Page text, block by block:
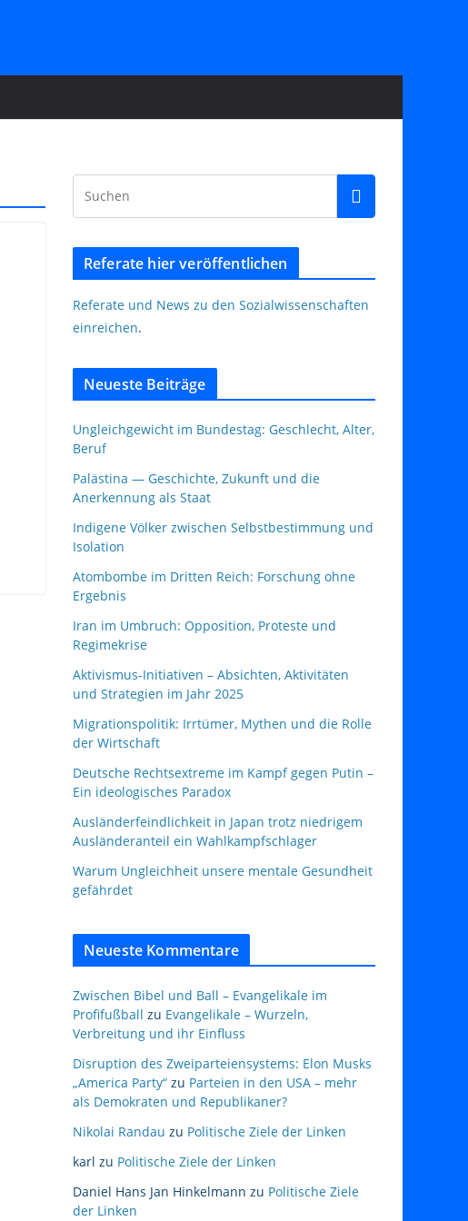
Referate hier veröffentlichen
Referate und News zu den Sozialwissenschaften
einreichen.
Neueste Beiträge
Ungleichgewicht im Bundestag: Geschlecht, Alter,
Beruf
Palästina — Geschichte, Zukunft und die
Anerkennung als Staat
Indigene Völker zwischen Selbstbestimmung und
Isolation
Atombombe im Dritten Reich: Forschung ohne
Ergebnis
Iran im Umbruch: Opposition, Proteste und
Regimekrise
Aktivismus‑Initiativen – Absichten, Aktivitäten
und Strategien im Jahr 2025
Migrationspolitik: Irrtümer, Mythen und die Rolle
der Wirtschaft
Deutsche Rechtsextreme im Kampf gegen Putin –
Ein ideologisches Paradox
Ausländerfeindlichkeit in Japan trotz niedrigem
Ausländeranteil ein Wahlkampfschlager
Warum Ungleichheit unsere mentale Gesundheit
gefährdet
Neueste Kommentare
Zwischen Bibel und Ball – Evangelikale im
Profifußball zu Evangelikale – Wurzeln,
Verbreitung und ihr Einfluss
Disruption des Zweiparteiensystems: Elon Musks
„America Party“ zu Parteien in den USA – mehr
als Demokraten und Republikaner?
Nikolai Randau zu Politische Ziele der Linken
karl zu Politische Ziele der Linken
Daniel Hans Jan Hinkelmann zu Politische Ziele
der Linken